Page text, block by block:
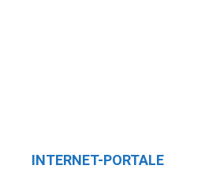
INTERNET-PORTALE